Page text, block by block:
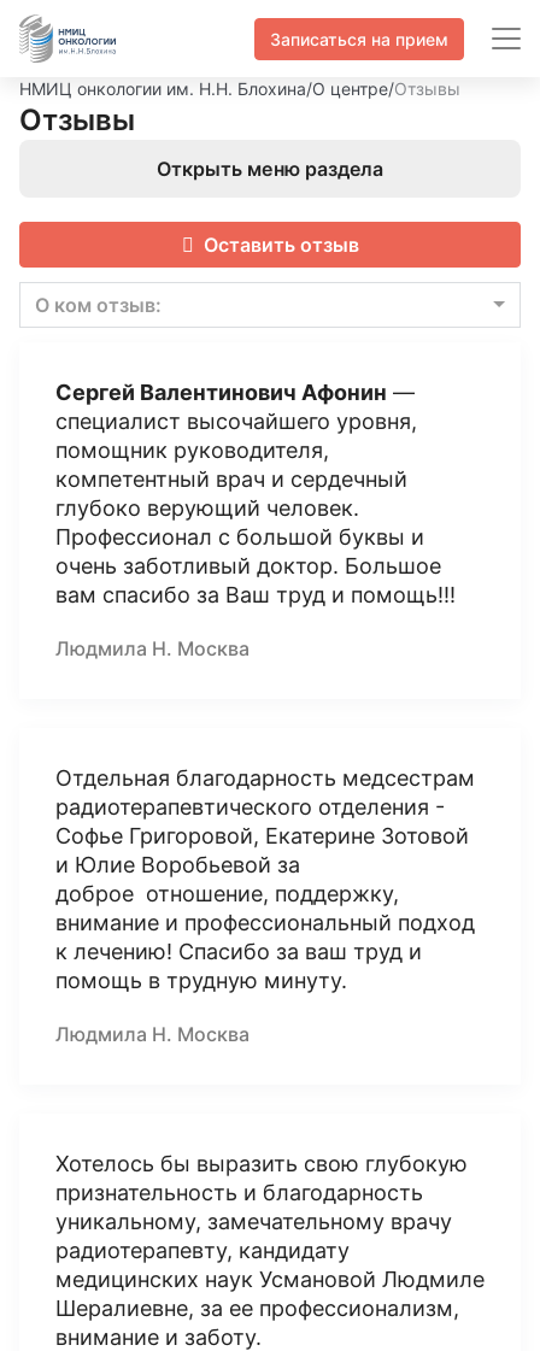
Записаться на прием
НМИЦ онкологии им. Н.Н. Блохина/О центре/Отзывы
Отзывы
Открыть меню раздела
Оставить отзыв
О ком отзыв:
Сергей Валентинович Афонин —
специалист высочайшего уровня,
помощник руководителя,
компетентный врач и сердечный
глубоко верующий человек.
Профессионал с большой буквы и
очень заботливый доктор. Большое
вам спасибо за Ваш труд и помощь!!!
Людмила Н. Москва
Отдельная благодарность медсестрам
радиотерапевтического отделения -
Софье Григоровой, Екатерине Зотовой
и Юлие Воробьевой за
доброе отношение, поддержку,
внимание и профессиональный подход
к лечению! Спасибо за ваш труд и
помощь в трудную минуту.
Людмила Н. Москва
Хотелось бы выразить свою глубокую
признательность и благодарность
уникальному, замечательному врачу
радиотерапевту, кандидату
медицинских наук Усмановой Людмиле
Шералиевне, за ее профессионализм,
внимание и заботу.